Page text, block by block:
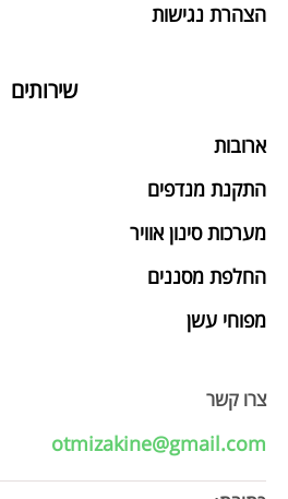
הצהרת נגישות
שירותים
ארובות
התקנת מנדפים
מערכות סינון אוויר
החלפת מסננים
מפוחי עשן
צרו קשר
otmizakine@gmail.com